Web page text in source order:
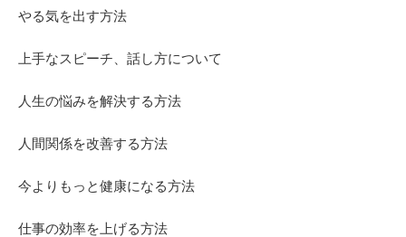
やる気を出す方法
上手なスピーチ、話し方について
人生の悩みを解決する方法
人間関係を改善する方法
今よりもっと健康になる方法
仕事の効率を上げる方法